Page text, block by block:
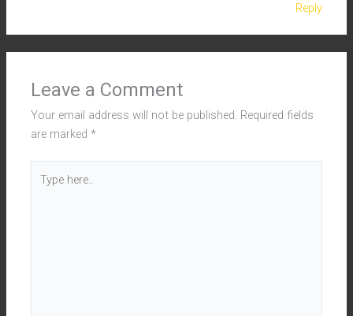
Reply
Leave a Comment
Your email address will not be published. Required fields
are marked*
here..